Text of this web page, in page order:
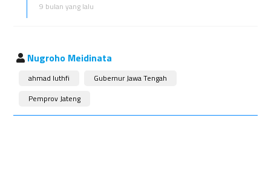
9 bulan yang lalu
Nugroho Meidinata
ahmad luthfi
Gubernur Jawa Tengah
Pemprov Jateng